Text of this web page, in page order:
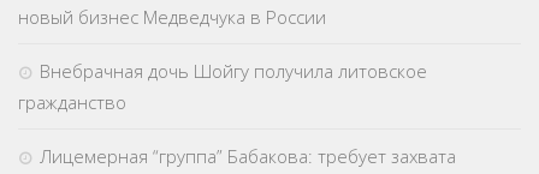
новый бизнес Медведчука в России
Внебрачная дочь Шойгу получила литовское
гражданство
Лицемерная “группа” Бабакова: требует захвата